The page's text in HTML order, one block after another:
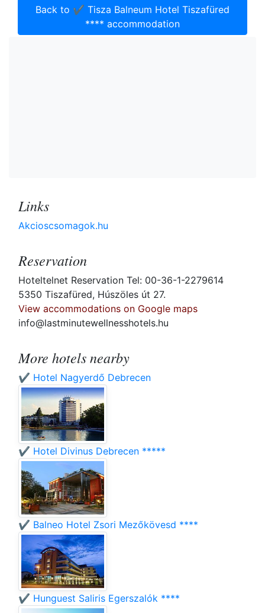
Back to ✔️ Tisza Balneum Hotel Tiszafüred
**** accommodation
Links
Akcioscsomagok.hu
Reservation
Hoteltelnet Reservation Tel: 00-36-1-2279614
5350 Tiszafüred, Húszöles út 27.
View accommodations on Google maps
info@lastminutewellnesshotels.hu
More hotels nearby
✔️ Hotel Nagyerdő Debrecen
✔️ Hotel Divinus Debrecen *****
✔️ Balneo Hotel Zsori Mezőkövesd ****
✔️ Hunguest Saliris Egerszalók ****